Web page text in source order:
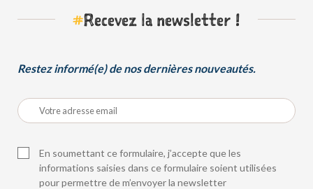
#Recevez la newsletter !
Restez informé(e) de nos dernières nouveautés.
En soumettant ce formulaire, j’accepte que les
informations saisies dans ce formulaire soient utilisées
pour permettre de m’envoyer la newsletter